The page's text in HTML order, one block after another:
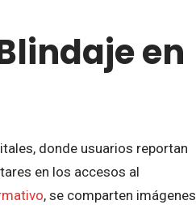
en
donde usuarios reportan
en los accesos al
, se comparten imágenes